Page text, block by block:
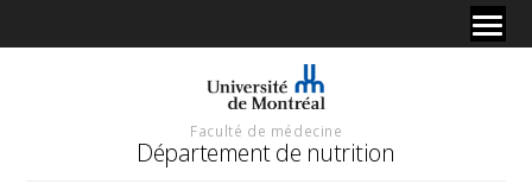
Faculté de médecine
Département de nutrition